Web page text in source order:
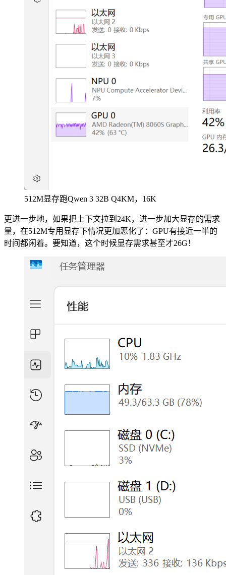
512M显存跑Qwen 3 32B Q4KM，16K
更进一步地，如果把上下文拉到24K，进一步加大显存的需求
量，在512M专用显存下情况更加恶化了：GPU有接近一半的
时间都闲着。要知道，这个时候显存需求甚至才26G！